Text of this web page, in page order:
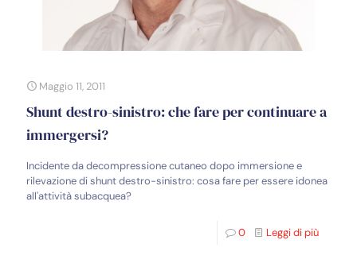
Maggio 11, 2011
Shunt destro-sinistro: che fare per continuare a
immergersi?
Incidente da decompressione cutaneo dopo immersione e
rilevazione di shunt destro-sinistro: cosa fare per essere idonea
all'attività subacquea?
0 Leggi di più